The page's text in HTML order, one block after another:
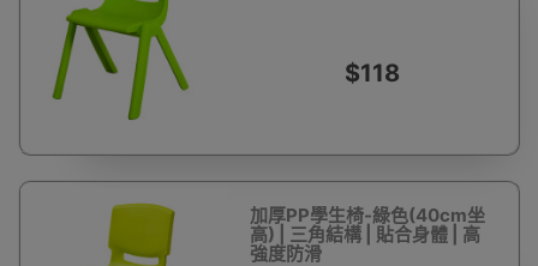
$118
加厚PP學生椅-綠色(40cm坐
高) | 三角結構 | 貼合身體 | 高
強度防滑